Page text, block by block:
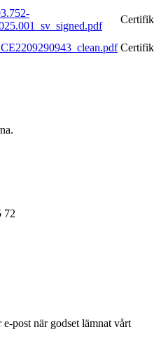
72
post när godset lämnat vårt